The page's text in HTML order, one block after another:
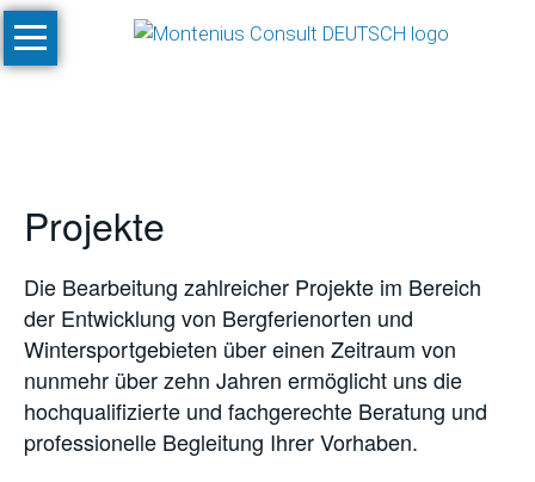
Navigation
überspringen
Start
Machbarkeitsstudien
und
-
simulationen
SnowPlan™
Gesamtplanung
Projekte
Die Bearbeitung zahlreicher Projekte im Bereich
der Entwicklung von Bergferienorten und
Wintersportgebieten über einen Zeitraum von
nunmehr über zehn Jahren ermöglicht uns die
hochqualifizierte und fachgerechte Beratung und
professionelle Begleitung Ihrer Vorhaben.